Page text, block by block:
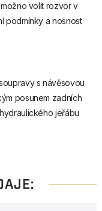
volit rozvor v
podmínky a nosnost
s návěsovou
posunem zadních
jeřábu